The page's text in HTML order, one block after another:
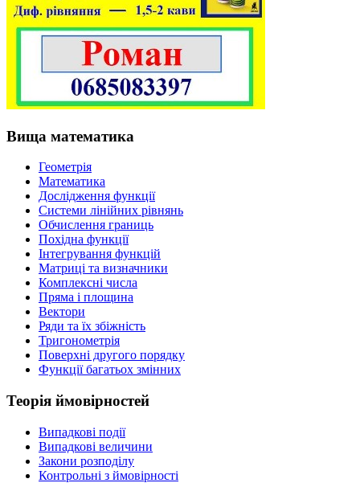
Вища математика
Геометрія
Математика
Дослідження функції
Системи лінійних рівнянь
Обчислення границь
Похідна функції
Інтегрування функцій
Матриці та визначники
Комплексні числа
Пряма і площина
Вектори
Ряди та їх збіжність
Тригонометрія
Поверхні другого порядку
Функції багатьох змінних
Теорія ймовірностей
Випадкові події
Випадкові величини
Закони розподілу
Контрольні з ймовірності